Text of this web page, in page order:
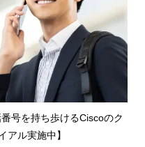
号を持ち歩けるCiscoのク
アル実施中】